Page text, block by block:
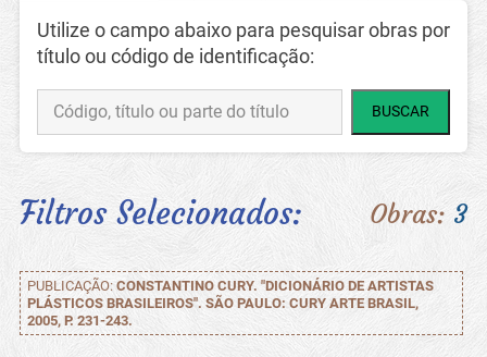
Utilize o campo abaixo para pesquisar obras por
título ou código de identificação:
BUSCAR
Obras: 3
Filtros Selecionados:
PUBLICAÇÃO: CONSTANTINO CURY. "DICIONÁRIO DE ARTISTAS
PLÁSTICOS BRASILEIROS". SÃO PAULO: CURY ARTE BRASIL,
2005, P. 231-243.